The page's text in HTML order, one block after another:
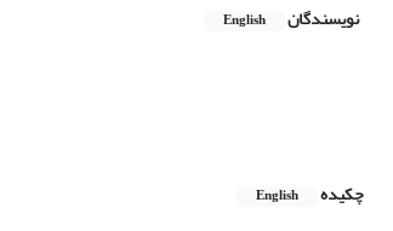
نویسندگان English
چکیده
English